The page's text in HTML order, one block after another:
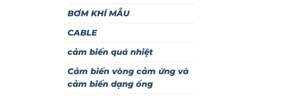
BƠM KHÍ MẪU
CABLE
cảm biến quá nhiệt
Cảm biến vòng cảm ứng và
cảm biến dạng ống